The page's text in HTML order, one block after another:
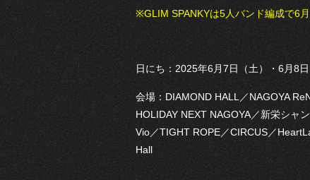
※GLIM SPANKYは5人バンド編成で6
日にち：2025年6月7日（土）・6月8日
会場：DIAMOND HALL／NAGOYA
HOLIDAY NEXT NAGOYA／新栄シャ
Vio／TIGHT ROPE／CIRCUS／
Hall